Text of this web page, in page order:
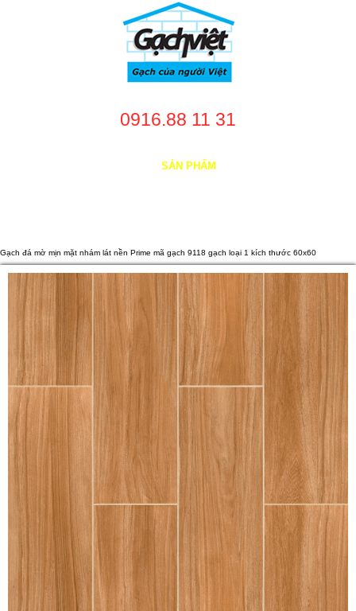
0916.88 11 31
SẢN PHẨM
Gạch đá mờ mịn mặt nhám lát nền Prime mã gạch 9118 gạch loại 1 kích thước 60x60